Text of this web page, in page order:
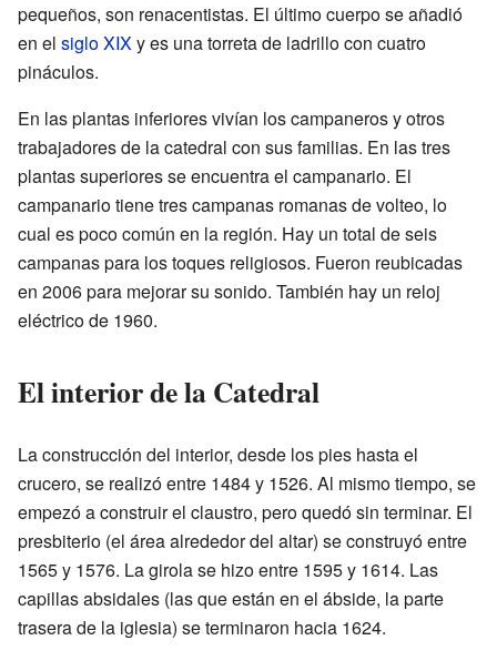
pequeños, son renacentistas. El último cuerpo se añadió
en el siglo XIXy es una torreta de ladrillo con cuatro
pináculos.
En las plantas inferiores vivían los campaneros y otros
trabajadores de la catedral con sus familias. En las tres
plantas superiores se encuentra el campanario. El
campanario tiene tres campanas romanas de volteo, lo
cual es poco común en la región. Hay un total de seis
campanas para los toques religiosos. Fueron reubicadas
en 2006 para mejorar su sonido. También hay un reloj
eléctrico de 1960.
El interior de la Catedral
La construcción del interior, desde los pies hasta el
crucero, se realizó entre 1484 y 1526. Al mismo tiempo, se
empezó a construir el claustro, pero quedó sin terminar. El
presbiterio (el área alrededor del altar) se construyó entre
1565 y 1576. La girola se hizo entre 1595 y 1614. Las
capillas absidales (las que están en el ábside, la parte
trasera de la iglesia) se terminaron hacia 1624.